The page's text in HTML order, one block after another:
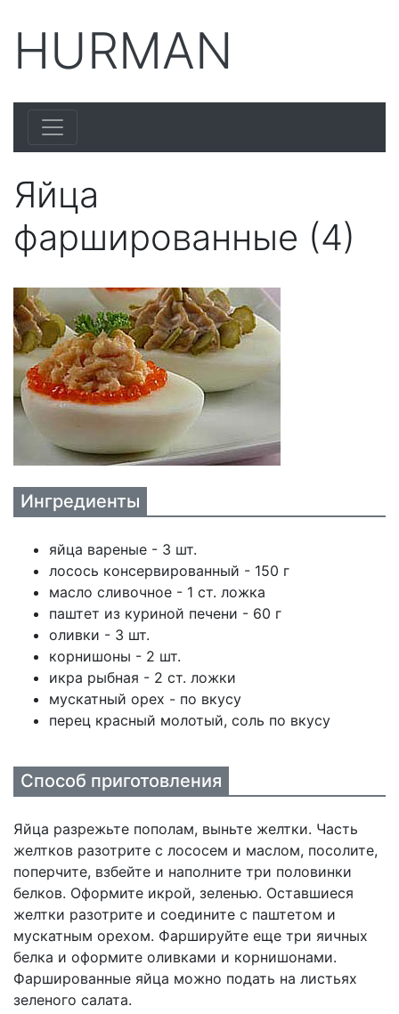
HURMAN
Яйца
фаршированные (4)
Ингредиенты
яйца вареные - 3 шт.
лосось консервированный - 150 г
масло сливочное - 1 ст. ложка
паштет из куриной печени - 60 г
оливки - 3 шт.
корнишоны - 2 шт.
икра рыбная - 2 ст. ложки
мускатный орех - по вкусу
перец красный молотый, соль по вкусу
Способ приготовления
Яйца разрежьте пополам, выньте желтки. Часть
желтков разотрите с лососем и маслом, посолите,
поперчите, взбейте и наполните три половинки
белков. Оформите икрой, зеленью. Оставшиеся
желтки разотрите и соедините с паштетом и
мускатным орехом. Фаршируйте еще три яичных
белка и оформите оливками и корнишонами.
Фаршированные яйца можно подать на листьях
зеленого салата.